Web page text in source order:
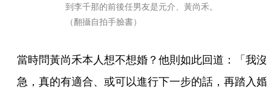
到李千那的前後任男友是元介、黃尚禾。
（翻攝自拍手臉書）
當時問黃尚禾本人想不想婚？他則如此回道：「我沒
急，真的有適合、或可以進行下一步的話，再踏入婚